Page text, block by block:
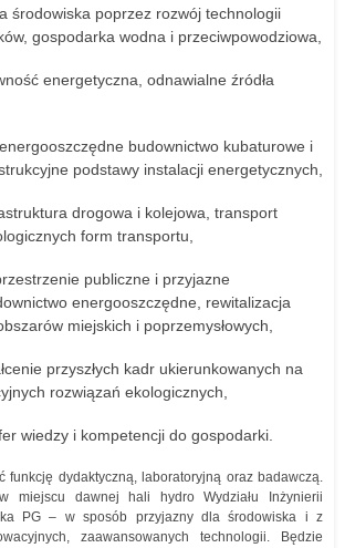
środowiska poprzez rozwój technologii
gospodarka wodna i przeciwpowodziowa,
energetyczna, odnawialne źródła
energooszczędne budownictwo kubaturowe i
podstawy instalacji energetycznych,
drogowa i kolejowa, transport
form transportu,
publiczne i przyjazne
energooszczędne, rewitalizacja
miejskich i poprzemysłowych,
przyszłych kadr ukierunkowanych na
rozwiązań ekologicznych,
wiedzy i kompetencji do gospodarki.
funkcję dydaktyczną, laboratoryjną oraz badawczą.
miejscu dawnej hali hydro Wydziału Inżynierii
PG – w sposób przyjazny dla środowiska i z
zaawansowanych technologii. Będzie